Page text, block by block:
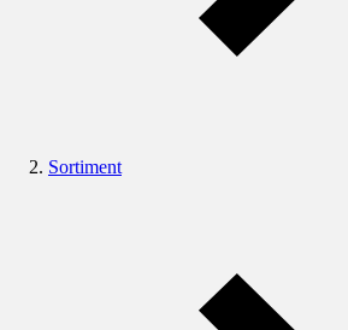
Sortiment